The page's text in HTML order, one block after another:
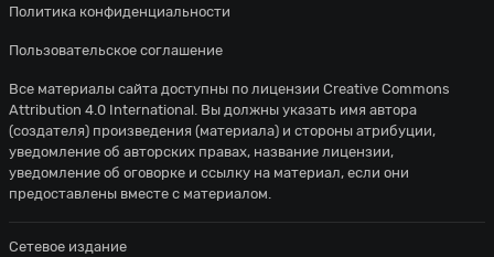
Политика конфиденциальности
Пользовательское соглашение
Все материалы сайта доступны по лицензии Creative Commons
Attribution 4.0 International . Вы должны указать имя автора
(создателя) произведения (материала) и стороны атрибуции,
уведомление об авторских правах, название лицензии,
уведомление об оговорке и ссылку на материал, если они
предоставлены вместе с материалом.
Сетевое издание